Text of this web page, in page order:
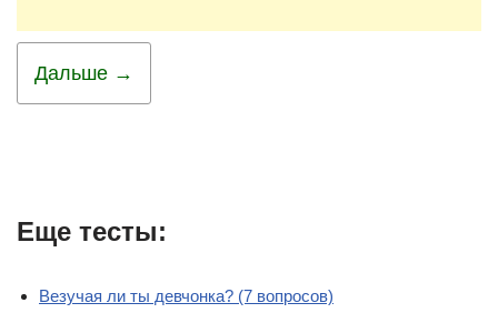
Дальше →
Еще тесты:
Везучая ли ты девчонка? (7 вопросов)